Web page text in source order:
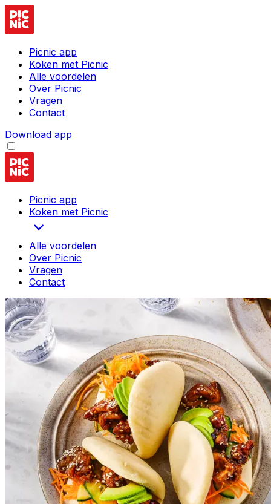
Picnic app
Koken met Picnic
Alle voordelen
Over Picnic
Vragen
Contact
Download app
Picnic app
Koken met Picnic
Alle voordelen
Over Picnic
Vragen
Contact